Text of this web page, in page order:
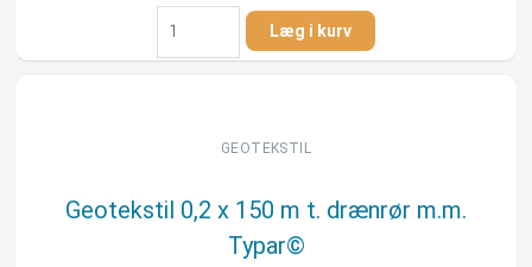
Bio-
Blok
geotekstil
regnvandskassetter
antal
Læg i kurv
GEOTEKSTIL
Geotekstil 0,2 x 150 m t. drænrør m.m.
Typar©